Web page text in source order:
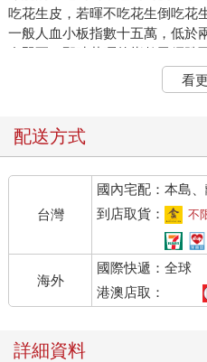
吃花生皮，若暉不吃花生倒吃花
一般人血小板指數十五萬，低於
血即死，那時若暉的指數已經跌
血，醫囑定時服用鐵劑或者濃縮
兩包水藥，此外建議以花生衣補
有效？然而那當下我彷彿沐浴
前，黑暗裡我再三呼求耶和華上
如來佛、宇宙大人的名，用盡全
我妹妹康復起來吧。
隔天日頭上升，世界絲毫未改，
花生皮只是飲食控制的一小部分
或者精確地說，沒有飲食控制的
看
配送方式
台灣
國內宅配：本島
到店取貨：
不
海外
國際快遞：全球
港澳店取：
詳細資料